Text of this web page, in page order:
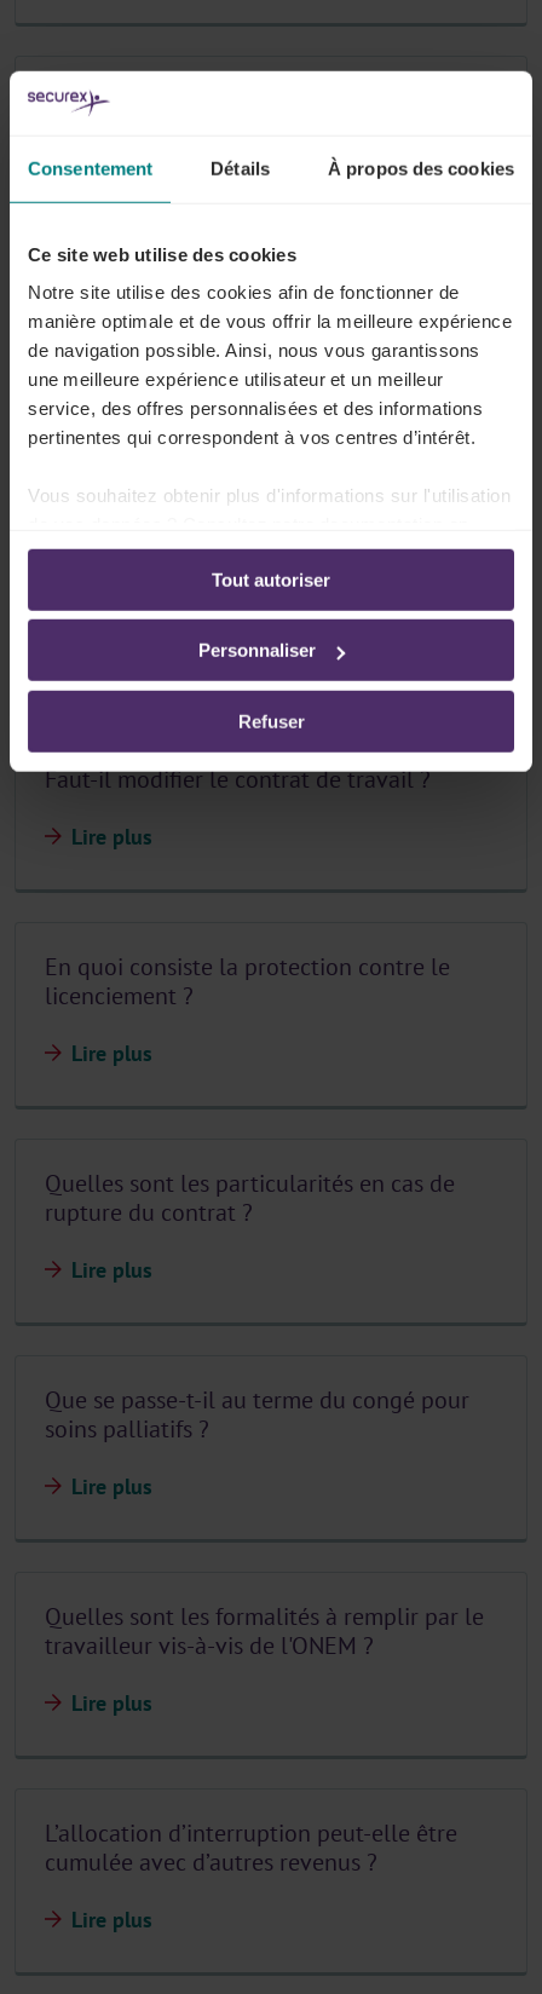
Consentement Détails À propos des cookies
Ce site web utilise des cookies
Notre site utilise des cookies afin de fonctionner de
manière optimale et de vous offrir la meilleure expérience
de navigation possible. Ainsi, nous vous garantissons
une meilleure expérience utilisateur et un meilleur
service, des offres personnalisées et des informations
pertinentes qui correspondent à vos centres d’intérêt.
Vous souhaitez obtenir plus d'informations sur l'utilisation
ligne:
Politique de confidentialité-Politique en matière
d’utilisation des cookies
Tout autoriser
Personnaliser
Refuser
Prise plus flexible de la réduction des
soins palliatifs
Comment le travailleur doit-il introduire sa
demande auprès de l'employeur ?
Lire plus
Faut-il modifier le contrat de travail ?
Lire plus
En quoi consiste la protection contre le
licenciement ?
Lire plus
Quelles sont les particularités en cas de
rupture du contrat ?
Lire plus
Que se passe-t-il au terme du congé pour
soins palliatifs ?
Lire plus
Quelles sont les formalités à remplir par le
travailleur vis-à-vis de l'ONEM ?
Lire plus
L’allocation d’interruption peut-elle être
cumulée avec d’autres revenus ?
Lire plus